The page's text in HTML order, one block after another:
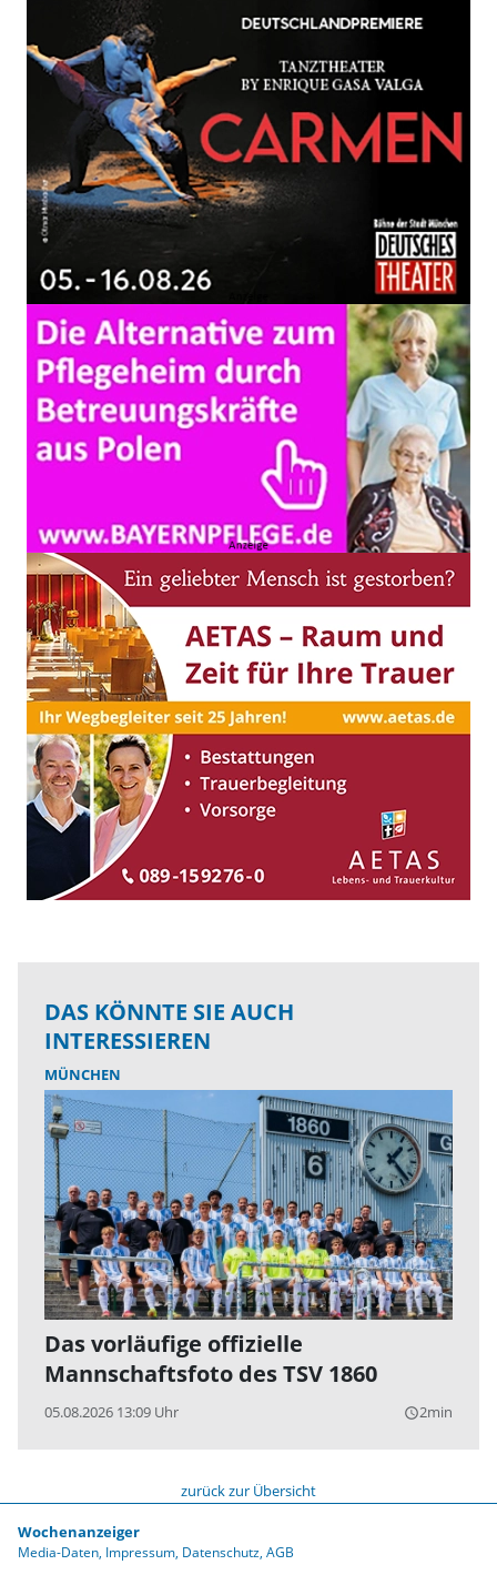
DAS KÖNNTE SIE AUCH
INTERESSIEREN
MÜNCHEN
Das vorläufige offizielle
Mannschaftsfoto des TSV 1860
05.08.2026 13:09 Uhr query_builder2min
zurück zur Übersicht
Wochenanzeiger
Media-Daten Impressum Datenschutz AGB